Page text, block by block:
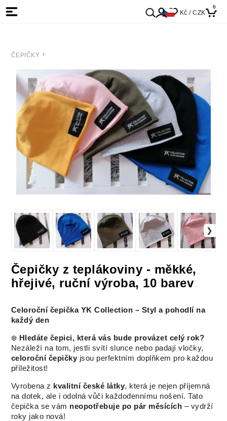
Kč / CZK
0
ČEPIČKY
Čepičky z teplákoviny - měkké,
hřejivé, ruční výroba, 10 barev
Celoroční čepička YK Collection – Styl a pohodlí na
každý den
❄️ Hledáte čepici, která vás bude provázet celý rok?
Nezáleží na tom, jestli svítí slunce nebo padají vločky,
celoroční čepičky jsou perfektním doplňkem pro každou
příležitost!
Vyrobena z kvalitní české látky, která je nejen příjemná
na dotek, ale i odolná vůči každodennímu nošení. Tato
čepička se vám neopotřebuje po pár měsících – vydrží
roky jako nová!